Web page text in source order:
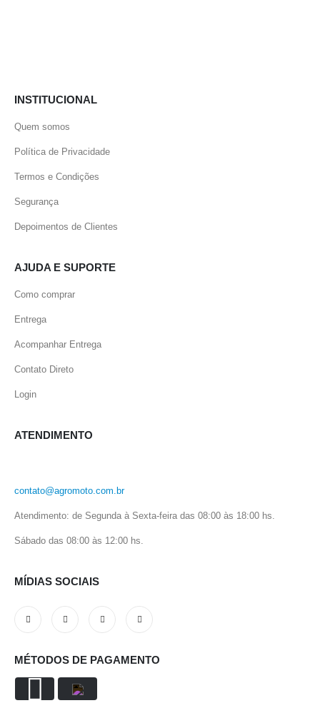
INSTITUCIONAL
Quem somos
Política de Privacidade
Termos e Condições
Segurança
Depoimentos de Clientes
AJUDA E SUPORTE
Como comprar
Entrega
Acompanhar Entrega
Contato Direto
Login
ATENDIMENTO
contato@agromoto.com.br
Atendimento: de Segunda à Sexta-feira das 08:00 às 18:00 hs.
Sábado das 08:00 às 12:00 hs.
MÍDIAS SOCIAIS
MÉTODOS DE PAGAMENTO